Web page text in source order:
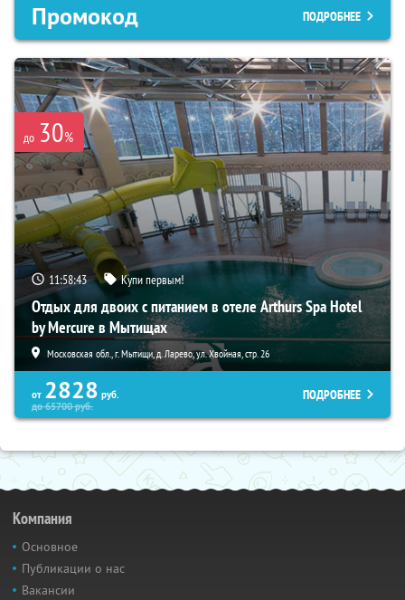
Промокод ПОДРОБНЕЕ
до 30%
11:58:42 Купи первым!
Отдых для двоих с питанием в отеле Arthurs Spa Hotel
by Mercure в Мытищах
Московская обл., г. Мытищи, д. Ларево, ул. Хвойная, стр. 26
от 2828 руб.
до65700руб.
ПОДРОБНЕЕ
Компания
Основное
Публикации о нас
Вакансии